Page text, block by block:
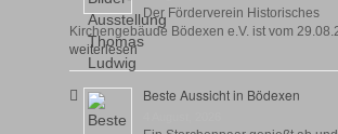
Der Förderverein Historisches
Kirchengebäude Bödexen e.V. ist vom
weiterlesen
Beste Aussicht in Bödexen